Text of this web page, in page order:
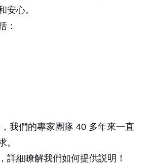
安心。
：
，我們的專家團隊 40 多年來一直
。
詳細瞭解我們如何提供説明！